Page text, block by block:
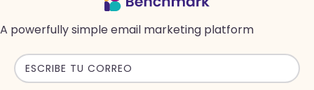
A powerfully simple email marketing platform